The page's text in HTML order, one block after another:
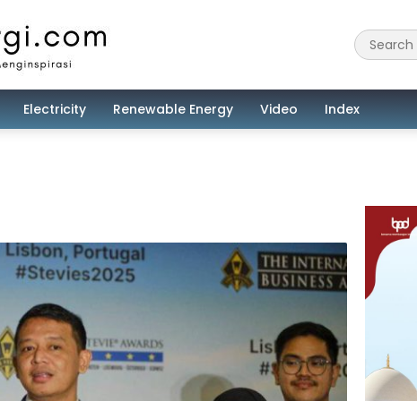
Electricity Renewable Energy Video Index